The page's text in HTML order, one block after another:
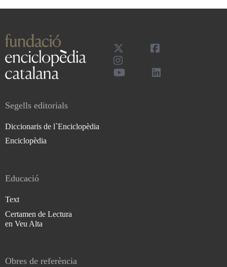
Segells editorials
Diccionaris de l`Enciclopèdia
Enciclopèdia
Educació
Text
Certamen de Lectura
en Veu Alta
Obres de referència